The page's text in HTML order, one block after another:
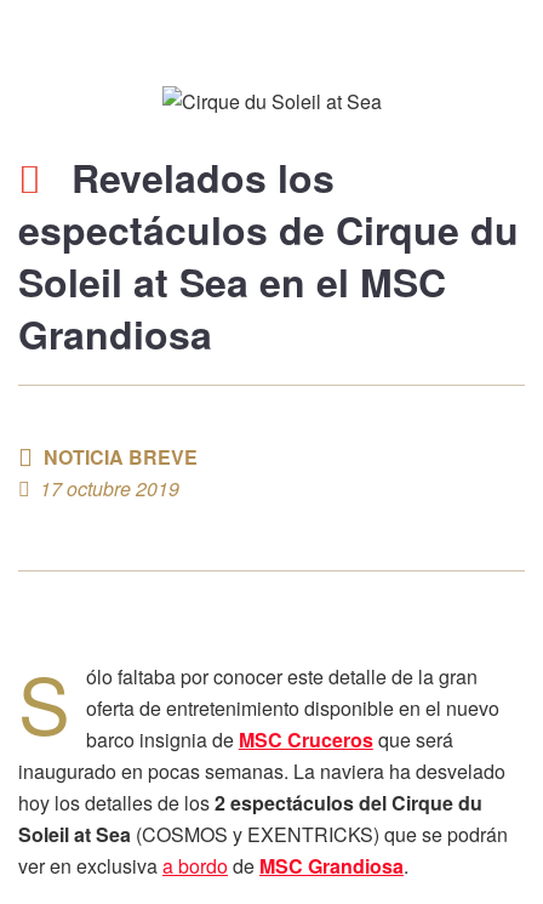
Revelados los
espectáculos de Cirque du
Soleil at Sea en el MSC
Grandiosa
NOTICIA BREVE
17 octubre 2019
S
ólo faltaba por conocer este detalle de la gran
oferta de entretenimiento disponible en el nuevo
barco insignia de MSC Crucerosque será
inaugurado en pocas semanas. La naviera ha desvelado
hoy los detalles de los2 espectáculos del Cirque du
Soleil at Sea (COSMOS y EXENTRICKS) que se podrán
ver en exclusivaa bordode MSC Grandiosa.